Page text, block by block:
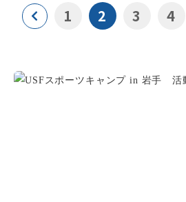
1 2 3 4